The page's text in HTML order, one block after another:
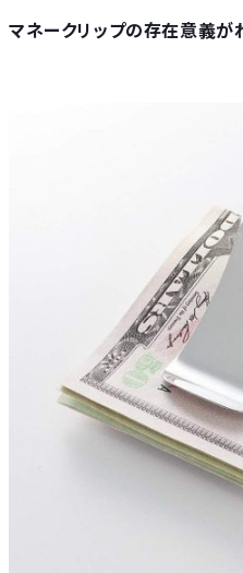
マネークリップの存在意義が